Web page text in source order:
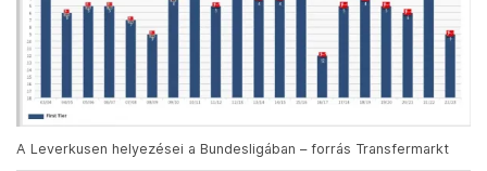
A Leverkusen helyezései a Bundesligában – forrás Transfermarkt